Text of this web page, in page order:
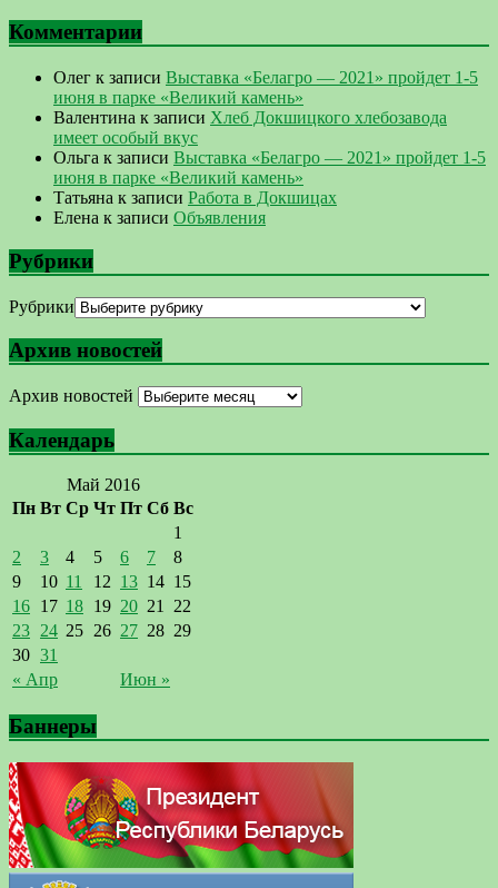
Комментарии
Олег к записи Выставка «Белагро — 2021» пройдет 1-5
июня в парке «Великий камень»
Валентина к записи Хлеб Докшицкого хлебозавода
имеет особый вкус
Ольга к записи Выставка «Белагро — 2021» пройдет 1-5
июня в парке «Великий камень»
Татьяна к записи Работа в Докшицах
Елена к записи Объявления
Рубрики
Рубрики
Архив новостей
Архив новостей
Календарь
Май 2016
Пн Вт Ср Чт Пт Сб Вс
« Апр Июн »
1
2
3 4 5 6 7
8
9
10 11 12 13 14 15
16 17 18 19 20 21 22
23 24 25 26 27 28 29
30 31
Баннеры